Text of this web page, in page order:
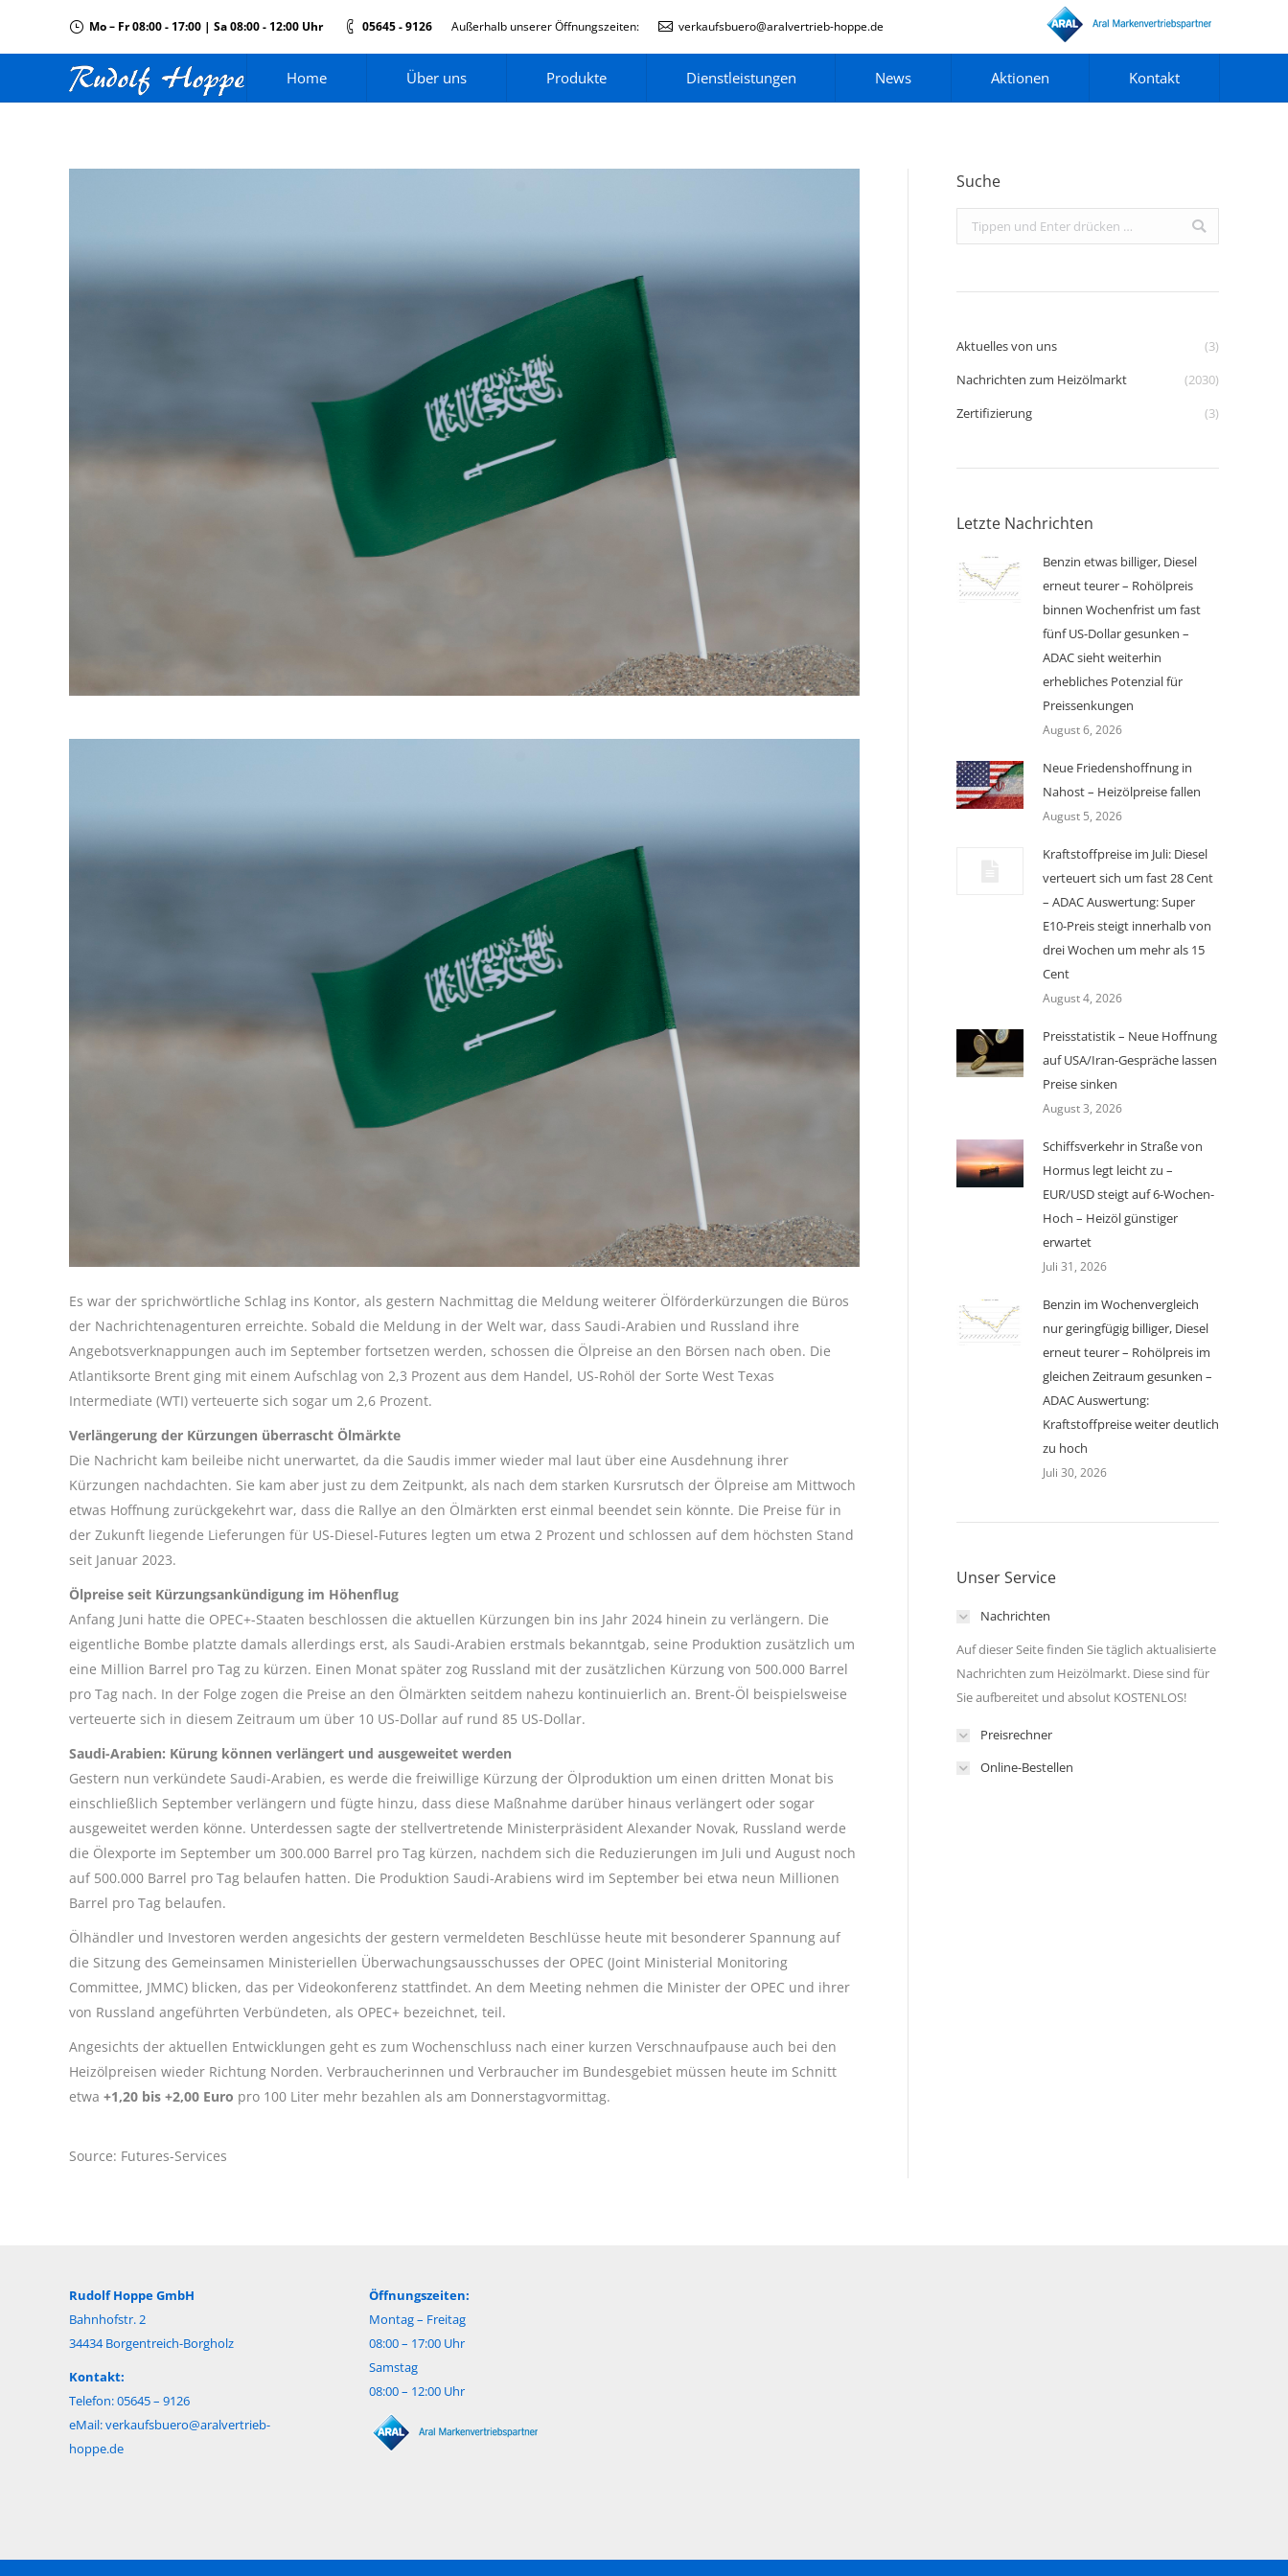
Mo – Fr 08:00 - 17:00 | Sa 08:00 - 12:00 Uhr 05645 - 9126 Außerhalb unserer Öffnungszeiten: verkaufsbuero@aralvertrieb-hoppe.de
Home Über uns Produkte Dienstleistungen News Aktionen Kontakt
Es war der sprichwörtliche Schlag ins Kontor, als gestern Nachmittag die Meldung weiterer Ölförderkürzungen die Büros
der Nachrichtenagenturen erreichte. Sobald die Meldung in der Welt war, dass Saudi-Arabien und Russland ihre
Angebotsverknappungen auch im September fortsetzen werden, schossen die Ölpreise an den Börsen nach oben. Die
Atlantiksorte Brent ging mit einem Aufschlag von 2,3 Prozent aus dem Handel, US-Rohöl der Sorte West Texas
Intermediate (WTI) verteuerte sich sogar um 2,6 Prozent.
Verlängerung der Kürzungen überrascht Ölmärkte
Die Nachricht kam beileibe nicht unerwartet, da die Saudis immer wieder mal laut über eine Ausdehnung ihrer
Kürzungen nachdachten. Sie kam aber just zu dem Zeitpunkt, als nach dem starken Kursrutsch der Ölpreise am Mittwoch
etwas Hoffnung zurückgekehrt war, dass die Rallye an den Ölmärkten erst einmal beendet sein könnte. Die Preise für in
der Zukunft liegende Lieferungen für US-Diesel-Futures legten um etwa 2 Prozent und schlossen auf dem höchsten Stand
seit Januar 2023.
Ölpreise seit Kürzungsankündigung im Höhenflug
Anfang Juni hatte die OPEC+-Staaten beschlossen die aktuellen Kürzungen bin ins Jahr 2024 hinein zu verlängern. Die
eigentliche Bombe platzte damals allerdings erst, als Saudi-Arabien erstmals bekanntgab, seine Produktion zusätzlich um
eine Million Barrel pro Tag zu kürzen. Einen Monat später zog Russland mit der zusätzlichen Kürzung von 500.000 Barrel
pro Tag nach. In der Folge zogen die Preise an den Ölmärkten seitdem nahezu kontinuierlich an. Brent-Öl beispielsweise
verteuerte sich in diesem Zeitraum um über 10 US-Dollar auf rund 85 US-Dollar.
Saudi-Arabien: Kürung können verlängert und ausgeweitet werden
Gestern nun verkündete Saudi-Arabien, es werde die freiwillige Kürzung der Ölproduktion um einen dritten Monat bis
einschließlich September verlängern und fügte hinzu, dass diese Maßnahme darüber hinaus verlängert oder sogar
ausgeweitet werden könne. Unterdessen sagte der stellvertretende Ministerpräsident Alexander Novak, Russland werde
die Ölexporte im September um 300.000 Barrel pro Tag kürzen, nachdem sich die Reduzierungen im Juli und August noch
auf 500.000 Barrel pro Tag belaufen hatten. Die Produktion Saudi-Arabiens wird im September bei etwa neun Millionen
Barrel pro Tag belaufen.
Ölhändler und Investoren werden angesichts der gestern vermeldeten Beschlüsse heute mit besonderer Spannung auf
die Sitzung des Gemeinsamen Ministeriellen Überwachungsausschusses der OPEC (Joint Ministerial Monitoring
Committee, JMMC) blicken, das per Videokonferenz stattfindet. An dem Meeting nehmen die Minister der OPEC und ihrer
von Russland angeführten Verbündeten, als OPEC+ bezeichnet, teil.
Angesichts der aktuellen Entwicklungen geht es zum Wochenschluss nach einer kurzen Verschnaufpause auch bei den
Heizölpreisen wieder Richtung Norden. Verbraucherinnen und Verbraucher im Bundesgebiet müssen heute im Schnitt
etwa +1,20 bis +2,00 Euro pro 100 Liter mehr bezahlen als am Donnerstagvormittag.
Source: Futures-Services
Suche
Search:
Aktuelles von uns
(3)
Nachrichten zum Heizölmarkt
(2030)
Zertifizierung
(3)
Letzte Nachrichten
Benzin etwas billiger, Diesel
erneut teurer – Rohölpreis
binnen Wochenfrist um fast
fünf US-Dollar gesunken –
ADAC sieht weiterhin
erhebliches Potenzial für
Preissenkungen
August 6, 2026
Neue Friedenshoffnung in
Nahost – Heizölpreise fallen
August 5, 2026
Kraftstoffpreise im Juli: Diesel
verteuert sich um fast 28 Cent
– ADAC Auswertung: Super
E10-Preis steigt innerhalb von
drei Wochen um mehr als 15
Cent
August 4, 2026
Preisstatistik – Neue Hoffnung
auf USA/Iran-Gespräche lassen
Preise sinken
August 3, 2026
Schiffsverkehr in Straße von
Hormus legt leicht zu –
EUR/USD steigt auf 6-Wochen-
Hoch – Heizöl günstiger
erwartet
Juli 31, 2026
Benzin im Wochenvergleich
nur geringfügig billiger, Diesel
erneut teurer – Rohölpreis im
gleichen Zeitraum gesunken –
ADAC Auswertung:
Kraftstoffpreise weiter deutlich
zu hoch
Juli 30, 2026
Unser Service
Nachrichten
Auf dieser Seite finden Sie täglich aktualisierte
Nachrichten zum Heizölmarkt. Diese sind für
Sie aufbereitet und absolut KOSTENLOS!
Preisrechner
Online-Bestellen
Rudolf Hoppe GmbH
Bahnhofstr. 2
34434 Borgentreich-Borgholz
Kontakt:
Telefon: 05645 – 9126
eMail:verkaufsbuero@aralvertrieb-
hoppe.de
Öffnungszeiten:
Montag – Freitag
08:00 – 17:00 Uhr
Samstag
08:00 – 12:00 Uhr